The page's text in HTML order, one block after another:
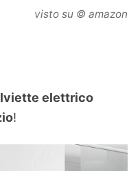
visto su © amazon
elettrico
!